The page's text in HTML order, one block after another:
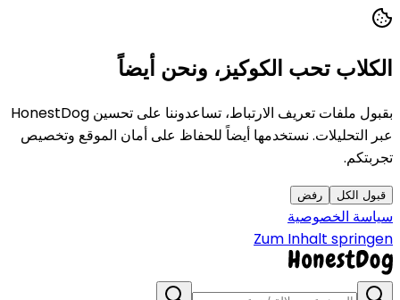
الكلاب تحب الكوكيز، ونحن أيضاً
بقبول ملفات تعريف الارتباط، تساعدوننا على تحسين HonestDog
عبر التحليلات. نستخدمها أيضاً للحفاظ على أمان الموقع وتخصيص
تجربتكم.
قبول الكل رفض
سياسة الخصوصية
Zum Inhalt springen